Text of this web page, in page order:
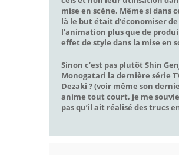
mise en scène. Même si dans
là le but était d’économiser de
l’animation plus que de
effet de style dans la mise en
Sinon c’est pas plutôt Shin
Monogatari la dernière série
Dezaki ? (voir même son
anime tout court, je me
pas qu’il ait réalisé des trucs